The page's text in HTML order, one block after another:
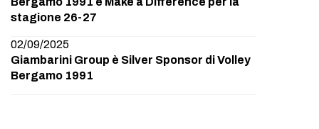
stagione 26-27
02/09/2025
Giambarini Group è Silver Sponsor di Volley
Bergamo 1991